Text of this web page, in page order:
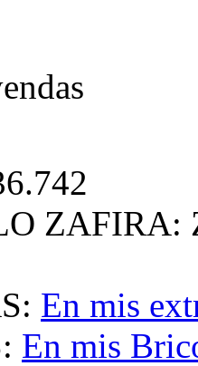
ZAFIRA:
En mis
En mis